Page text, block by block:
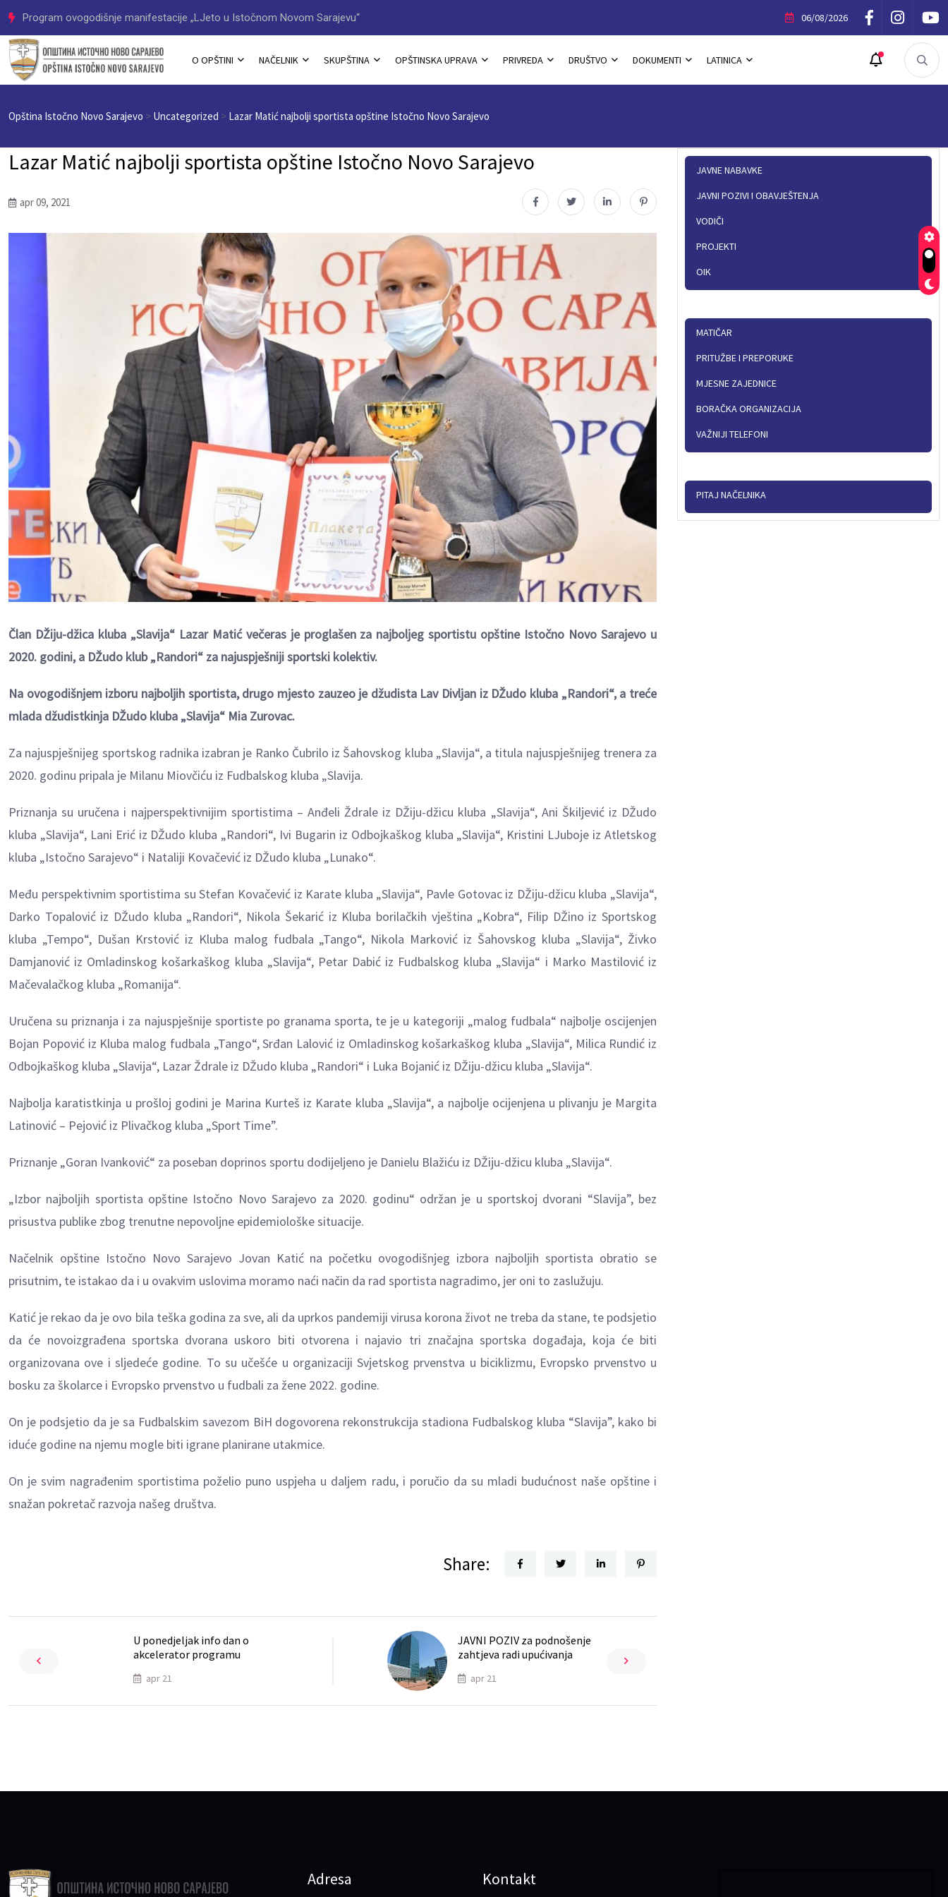
Program ovogodišnje manifestacije „LJeto u Istočnom Novom Sarajevu“ 06/08/2026
O OPŠTINI NAČELNIK SKUPŠTINA OPŠTINSKA UPRAVA PRIVREDA DRUŠTVO DOKUMENTI LATINICA
Opština Istočno Novo Sarajevo > Uncategorized > Lazar Matić najbolji sportista opštine Istočno Novo Sarajevo
Lazar Matić najbolji sportista opštine Istočno Novo Sarajevo
apr 09, 2021
Član DŽiju-džica kluba „Slavija“ Lazar Matić večeras je proglašen za najboljeg sportistu opštine Istočno Novo Sarajevo u
2020. godini, a DŽudo klub „Randori“ za najuspješniji sportski kolektiv.
Na ovogodišnjem izboru najboljih sportista, drugo mjesto zauzeo je džudista Lav Divljan iz DŽudo kluba „Randori“, a treće
mlada džudistkinja DŽudo kluba „Slavija“ Mia Zurovac.
Za najuspješnijeg sportskog radnika izabran je Ranko Čubrilo iz Šahovskog kluba „Slavija“, a titula najuspješnijeg trenera za
2020. godinu pripala je Milanu Miovčiću iz Fudbalskog kluba „Slavija.
Priznanja su uručena i najperspektivnijim sportistima – Anđeli Ždrale iz DŽiju-džicu kluba „Slavija“, Ani Škiljević iz DŽudo
kluba „Slavija“, Lani Erić iz DŽudo kluba „Randori“, Ivi Bugarin iz Odbojkaškog kluba „Slavija“, Kristini LJuboje iz Atletskog
kluba „Istočno Sarajevo“ i Nataliji Kovačević iz DŽudo kluba „Lunako“.
Među perspektivnim sportistima su Stefan Kovačević iz Karate kluba „Slavija“, Pavle Gotovac iz DŽiju-džicu kluba „Slavija“,
Darko Topalović iz DŽudo kluba „Randori“, Nikola Šekarić iz Kluba borilačkih vještina „Kobra“, Filip DŽino iz Sportskog
kluba „Tempo“, Dušan Krstović iz Kluba malog fudbala „Tango“, Nikola Marković iz Šahovskog kluba „Slavija“, Živko
Damjanović iz Omladinskog košarkaškog kluba „Slavija“, Petar Dabić iz Fudbalskog kluba „Slavija“ i Marko Mastilović iz
Mačevalačkog kluba „Romanija“.
Uručena su priznanja i za najuspješnije sportiste po granama sporta, te je u kategoriji „malog fudbala“ najbolje oscijenjen
Bojan Popović iz Kluba malog fudbala „Tango“, Srđan Lalović iz Omladinskog košarkaškog kluba „Slavija“, Milica Rundić iz
Odbojkaškog kluba „Slavija“, Lazar Ždrale iz DŽudo kluba „Randori“ i Luka Bojanić iz DŽiju-džicu kluba „Slavija“.
Najbolja karatistkinja u prošloj godini je Marina Kurteš iz Karate kluba „Slavija“, a najbolje ocijenjena u plivanju je Margita
Latinović – Pejović iz Plivačkog kluba „Sport Time”.
Priznanje „Goran Ivanković“ za poseban doprinos sportu dodijeljeno je Danielu Blažiću iz DŽiju-džicu kluba „Slavija“.
„Izbor najboljih sportista opštine Istočno Novo Sarajevo za 2020. godinu“ održan je u sportskoj dvorani “Slavija”, bez
prisustva publike zbog trenutne nepovoljne epidemiološke situacije.
Načelnik opštine Istočno Novo Sarajevo Jovan Katić na početku ovogodišnjeg izbora najboljih sportista obratio se
prisutnim, te istakao da i u ovakvim uslovima moramo naći način da rad sportista nagradimo, jer oni to zaslužuju.
Katić je rekao da je ovo bila teška godina za sve, ali da uprkos pandemiji virusa korona život ne treba da stane, te podsjetio
da će novoizgrađena sportska dvorana uskoro biti otvorena i najavio tri značajna sportska događaja, koja će biti
organizovana ove i sljedeće godine. To su učešće u organizaciji Svjetskog prvenstva u biciklizmu, Evropsko prvenstvo u
bosku za školarce i Evropsko prvenstvo u fudbali za žene 2022. godine.
On je podsjetio da je sa Fudbalskim savezom BiH dogovorena rekonstrukcija stadiona Fudbalskog kluba “Slavija”, kako bi
iduće godine na njemu mogle biti igrane planirane utakmice.
On je svim nagrađenim sportistima poželio puno uspjeha u daljem radu, i poručio da su mladi budućnost naše opštine i
snažan pokretač razvoja našeg društva.
Share:
U ponedjeljak info dan o
akcelerator programu
apr 21
JAVNI POZIV za podnošenje
zahtjeva radi upućivanja
apr 21
JAVNE NABAVKE
JAVNI POZIVI I OBAVJEŠTENJA
VODIČI
PROJEKTI
OIK
MATIČAR
PRITUŽBE I PREPORUKE
MJESNE ZAJEDNICE
BORAČKA ORGANIZACIJA
VAŽNIJI TELEFONI
PITAJ NAČELNIKA
Adresa Kontakt